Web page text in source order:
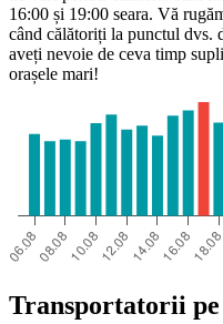
16:00 și 19:00 seara. Vă
când călătoriți la punctul dvs.
aveți nevoie de ceva timp
orașele mari!
Transportatorii pe